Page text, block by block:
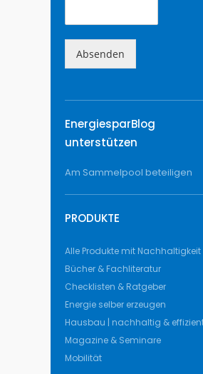
Absenden
EnergiesparBlog
unterstützen
Am Sammelpool beteiligen
PRODUKTE
Alle Produkte mit Nachhaltigkeit
Bücher & Fachliteratur
Checklisten & Ratgeber
Energie selber erzeugen
Hausbau | nachhaltig &
Magazine & Seminare
Mobilität